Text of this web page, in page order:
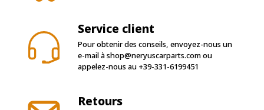
Service client
Pour obtenir des conseils, envoyez-nous un
e-mail àshop@neryuscarparts.comou
appelez-nous au +39-331-6199451
Retours